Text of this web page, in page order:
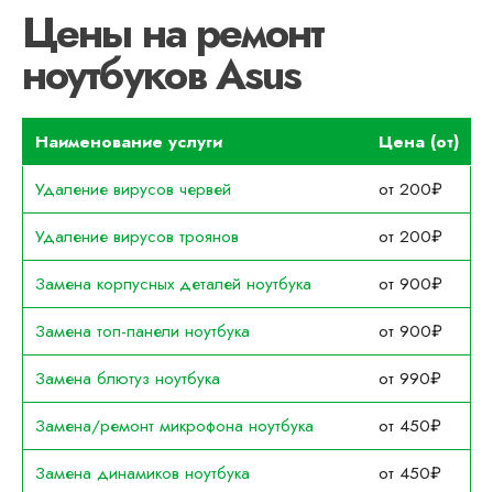
Цены на ремонт
ноутбуков Asus
Наименование услуги
Цена (от)
Удаление вирусов червей
от 200₽
Удаление вирусов троянов
от 200₽
Замена корпусных деталей ноутбука
от 900₽
Замена топ-панели ноутбука
от 900₽
Замена блютуз ноутбука
от 990₽
Замена/ремонт микрофона ноутбука
от 450₽
Замена динамиков ноутбука
от 450₽